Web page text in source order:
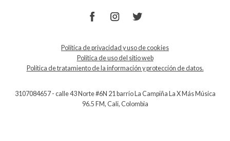
Política de privacidad y uso de cookies
Política de uso del sitio web
Política de tratamiento de la información y protección de datos.
3107084657 - calle 43 Norte #6N 21 barrio La Campiña La X Más Música
96.5 FM, Cali, Colombia